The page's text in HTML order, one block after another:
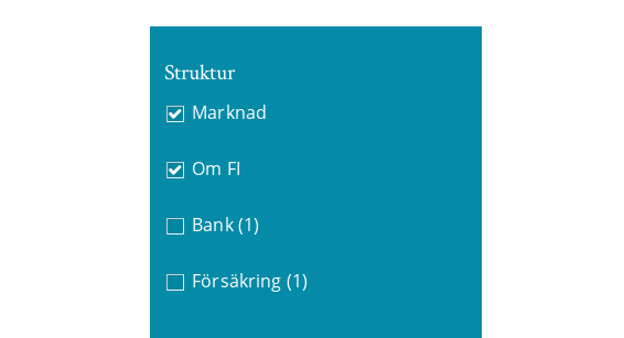
Struktur
Marknad
Om FI
Bank (1)
Försäkring (1)